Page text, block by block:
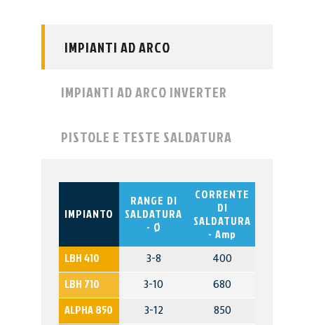
IMPIANTI AD ARCO
IMPIANTI AD ARCO INVERTER
PISTOLE E TESTE SALDATURA
IMPIANTO
RANGE DI
SALDATURA
- Ø
CORRENTE
DI
SALDATURA
- Amp
IMPIANTO
RANGE DI
SALDATURA
- Ø
CORRENTE
DI
SALDATURA
- Amp
LBH 410 3-8 400
LBH 710 3-10 680
ALPHA 850 3-12 850